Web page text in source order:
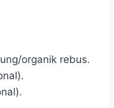
organik rebus.